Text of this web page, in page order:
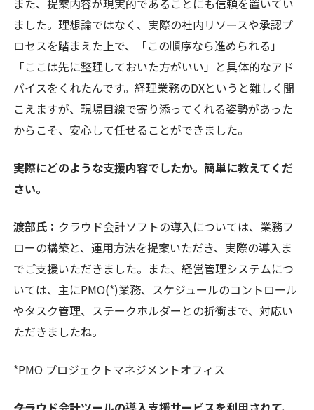
また、提案内容が現実的であることにも信頼を置いてい
ました。理想論ではなく、実際の社内リソースや承認プ
ロセスを踏まえた上で、「この順序なら進められる」
「ここは先に整理しておいた方がいい」と具体的なアド
バイスをくれたんです。経理業務のDXというと難しく聞
こえますが、現場目線で寄り添ってくれる姿勢があった
からこそ、安心して任せることができました。
――実際にどのような支援内容でしたか。簡単に教えてくだ
さい。
渡部氏： クラウド会計ソフトの導入については、業務フ
ローの構築と、運用方法を提案いただき、実際の導入ま
でご支援いただきました。また、経営管理システムにつ
いては、主にPMO(*)業務、スケジュールのコントロール
やタスク管理、ステークホルダーとの折衝まで、対応い
ただきましたね。
*PMO プロジェクトマネジメントオフィス